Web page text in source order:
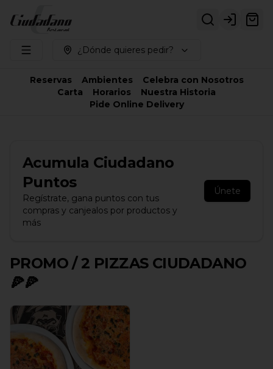
Login
¿Dónde quieres pedir?
Reservas Ambientes
Celebra con Nosotros
Carta
Horarios
Nuestra Historia
Pide Online Delivery
Acumula Ciudadano
Puntos
Regístrate, gana puntos con tus
compras y canjealos por productos y
más
Únete
PROMO / 2 PIZZAS CIUDADANO
🍕🍕